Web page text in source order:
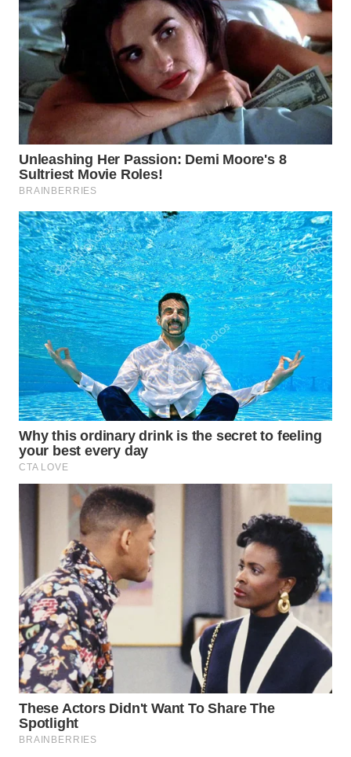
LESUNG
WN
KARO
WN
SIMALUNGUN
WN
LABUHANBATU
WN
TAPANULI
TENGAH
WN DELI
SERDANG
WN
TEBING
TINGGI
WN
PAKPAK
KARAWANG
BEKASI
WN
BOGOR
WN
DEPOK
WN
TAPANULI